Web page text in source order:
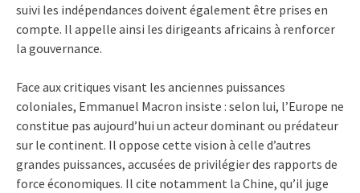
suivi les indépendances doivent également être prises en
compte. Il appelle ainsi les dirigeants africains à renforcer
la gouvernance.
Face aux critiques visant les anciennes puissances
coloniales, Emmanuel Macron insiste : selon lui, l’Europe ne
constitue pas aujourd’hui un acteur dominant ou prédateur
sur le continent. Il oppose cette vision à celle d’autres
grandes puissances, accusées de privilégier des rapports de
force économiques. Il cite notamment la Chine, qu’il juge